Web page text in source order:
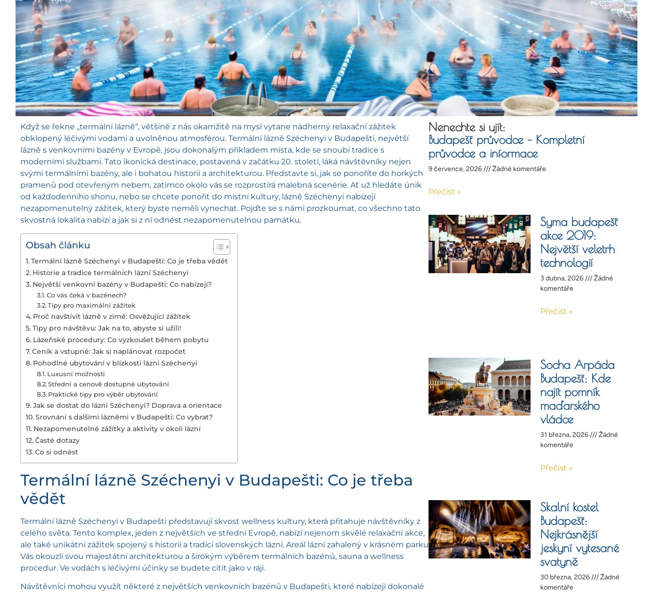
Když se řekne „termální lázně“, většině z nás okamžitě na mysl vytane nádherný relaxační zážitek
obklopený léčivými vodami a uvolněnou atmosférou. Termální lázně Széchenyi v Budapešti, největší
lázně s venkovními bazény v Evropě, jsou dokonalým příkladem místa, kde se snoubí tradice s
moderními službami. Tato ikonická destinace, postavená v začátku 20. století, láká návštěvníky nejen
svými termálními bazény, ale i bohatou historií a architekturou. Představte si, jak se ponoříte do horkých
pramenů pod otevřeným nebem, zatímco okolo vás se rozprostírá malebná scenérie. Ať už hledáte únik
od každodenního shonu, nebo se chcete ponořit do místní kultury, lázně Széchenyi nabízejí
nezapomenutelný zážitek, který byste neměli vynechat. Pojďte se s námi prozkoumat, co všechno tato
skvostná lokalita nabízí a jak si z ní odnést nezapomenutelnou památku.
Obsah článku
Termální lázně Széchenyi v Budapešti: Co je třeba vědět
Historie a tradice termálních lázní Széchenyi
Největší venkovní bazény v Budapešti: Co nabízejí?
Co vás čeká v bazénech?
Tipy pro maximální zážitek
Proč navštívit lázně v zimě: Osvěžující zážitek
Tipy pro návštěvu: Jak na to, abyste si užili!
Lázeňské procedury: Co vyzkoušet během pobytu
Ceník a vstupné: Jak si naplánovat rozpočet
Pohodlné ubytování v blízkosti lázní Széchenyi
Luxusní možnosti
Střední a cenově dostupné ubytování
Praktické tipy pro výběr ubytování
Jak se dostat do lázní Széchenyi? Doprava a orientace
Srovnání s dalšími lázněmi v Budapešti: Co vybrat?
Nezapomenutelné zážitky a aktivity v okolí lázní
Časté dotazy
Co si odnést
Termální lázně Széchenyi v Budapešti: Co je třeba
vědět
Termální lázně Széchenyi v Budapešti představují skvost wellness kultury, která přitahuje návštěvníky z
celého světa. Tento komplex, jeden z největších ve střední Evropě, nabízí nejenom skvělé relaxační akce,
ale také unikátní zážitek spojený s historií a tradicí slovenských lázní. Areál lázní zahalený v krásném parku
Vás okouzlí svou majestátní architekturou a širokým výběrem termálních bazénů, sauna a wellness
procedur. Ve vodách s léčivými účinky se budete cítit jako v ráji.
Návštěvníci mohou využít některé z největších venkovních bazénů v Budapešti, které nabízejí dokonalé
Nenechte si ujít:
Budapešť průvodce – Kompletní
průvodce a informace
9 července, 2026 Žádné komentáře
Přečíst »
Syma budapešť
akce 2019:
Největší veletrh
technologií
3 dubna, 2026
Žádné
komentáře
Přečíst »
Socha Arpáda
Budapešť: Kde
najít pomník
maďarského
vládce
31 března, 2026
Žádné
komentáře
Přečíst »
Skalní kostel
Budapešť:
Nejkrásnější
jeskyní vytesané
svatyně
30 března, 2026
Žádné
komentáře